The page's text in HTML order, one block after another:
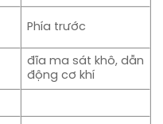
Phía trước
đĩa ma sát khô, dẫn
động cơ khí